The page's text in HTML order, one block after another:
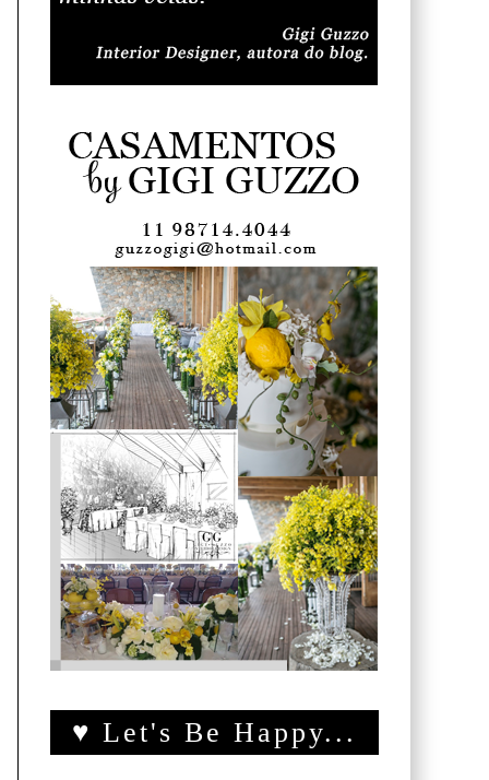
♥ Let's Be Happy...